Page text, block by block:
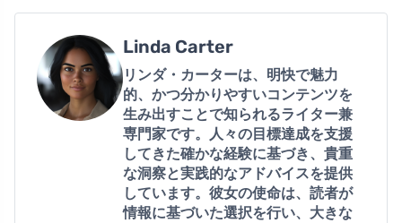
Linda Carter
リンダ・カーターは、明快で魅力
的、かつ分かりやすいコンテンツを
生み出すことで知られるライター兼
専門家です。人々の目標達成を支援
してきた確かな経験に基づき、貴重
な洞察と実践的なアドバイスを提供
しています。彼女の使命は、読者が
情報に基づいた選択を行い、大きな